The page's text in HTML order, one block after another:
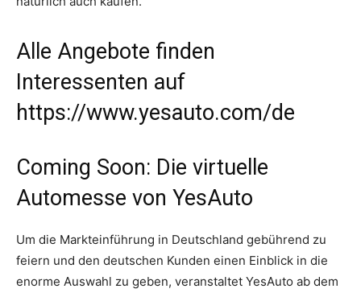
Alle Angebote finden
Interessenten auf
https://www.yesauto.com/de
Coming Soon: Die virtuelle
Automesse von YesAuto
Um die Markteinführung in Deutschland gebührend zu
feiern und den deutschen Kunden einen Einblick in die
enorme Auswahl zu geben, veranstaltet YesAuto ab dem